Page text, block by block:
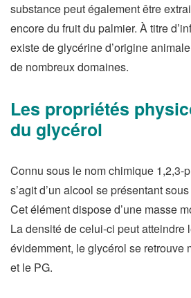
substance peut également être
encore du fruit du palmier. À titre
existe de glycérine d’origine
de nombreux domaines.
Les propriétés
du glycérol
Connu sous le nom chimique 1,2,3-
s’agit d’un alcool se présentant
Cet élément dispose d’une masse
La densité de celui-ci peut atteindre
évidemment, le glycérol se retrouve
et le PG.